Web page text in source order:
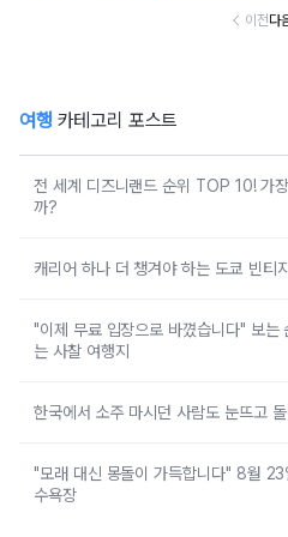
이전다
여행 카테고리 포스트
전 세계 디즈니랜드 순위 TOP 10! 가
까?
캐리어 하나 더 챙겨야 하는 도쿄 빈티
"이제 무료 입장으로 바꼈습니다" 보는
는 사찰 여행지
한국에서 소주 마시던 사람도 눈뜨고
"모래 대신 몽돌이 가득합니다" 8월 23
수욕장